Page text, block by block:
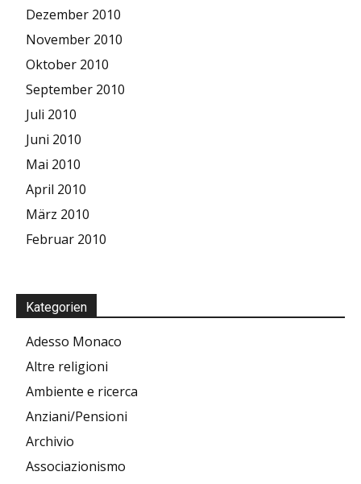
Dezember 2010
November 2010
Oktober 2010
September 2010
Juli 2010
Juni 2010
Mai 2010
April 2010
März 2010
Februar 2010
Kategorien
Adesso Monaco
Altre religioni
Ambiente e ricerca
Anziani/Pensioni
Archivio
Associazionismo